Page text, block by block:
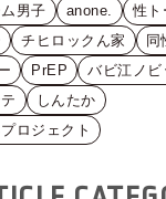
男子
anone.
性ト
チヒロックん家 同
PrEP
バビ江ノビ
しんたか
ロジェクト